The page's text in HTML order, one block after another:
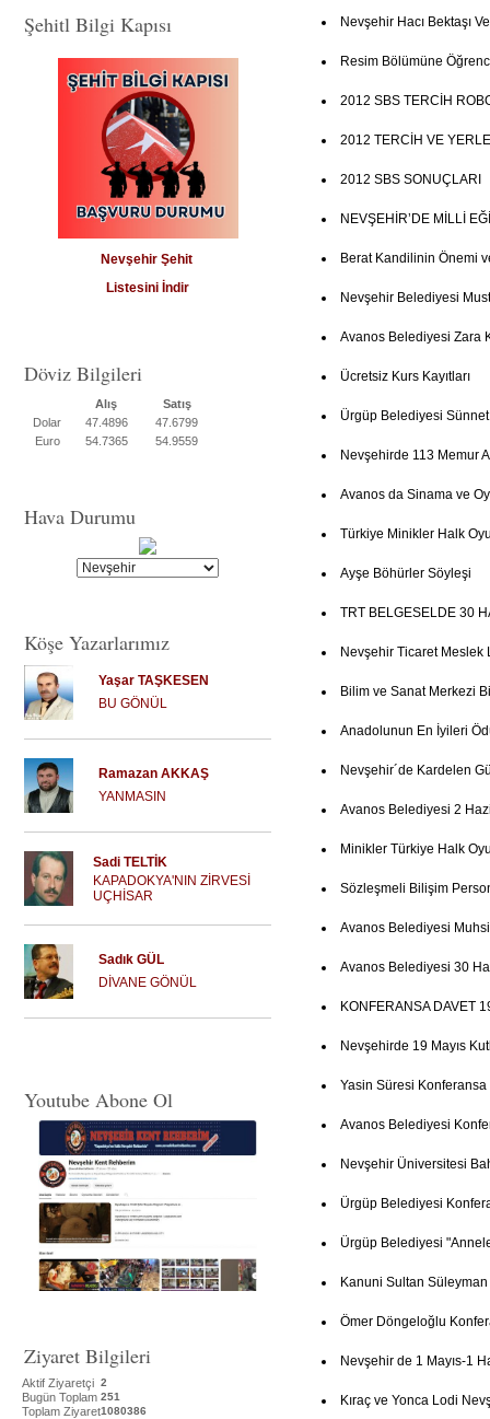
Şehitl Bilgi Kapısı
Nevşehir Şehit
Listesini İndir
Döviz Bilgileri
Alış
Satış
Dolar
47.4896
47.6799
Euro
54.7365 54.9559
Hava Durumu
Köşe Yazarlarımız
Yaşar TAŞKESEN
BU GÖNÜL
Ramazan AKKAŞ
YANMASIN
Sadi TELTİK
KAPADOKYA'NIN ZİRVESİ
UÇHİSAR
Sadık GÜL
DİVANE GÖNÜL
Youtube Abone Ol
Ziyaret Bilgileri
Aktif Ziyaretçi 2
Bugün Toplam 251
Toplam Ziyaret1080386
Nevşehir Hacı Bektaşı
Resim Bölümüne
2012 SBS TERCİH
2012 TERCİH VE
2012 SBS SONUÇLARI
NEVŞEHİR’DE MİLLİ
Berat Kandilinin Önemi
Nevşehir Belediyesi
Avanos Belediyesi Zara
Ücretsiz Kurs Kayıtları
Ürgüp Belediyesi
Nevşehirde 113 Memur
Avanos da Sinama ve
Türkiye Minikler Halk
Ayşe Böhürler Söyleşi
TRT BELGESELDE 30
Nevşehir Ticaret Meslek
Bilim ve Sanat Merkezi
Anadolunun En İyileri
Nevşehir´de Kardelen
Avanos Belediyesi 2
Minikler Türkiye Halk
Sözleşmeli Bilişim
Avanos Belediyesi
Avanos Belediyesi 30
KONFERANSA DAVET
Nevşehirde 19 Mayıs
Yasin Süresi Konferansa
Avanos Belediyesi
Nevşehir Üniversitesi
Ürgüp Belediyesi
Ürgüp Belediyesi
Kanuni Sultan
Ömer Döngeloğlu
Nevşehir de 1 Mayıs-1
Kıraç ve Yonca Lodi